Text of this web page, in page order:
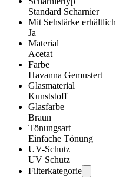
Standard Scharnier
Mit Sehstärke erhältlich
Ja
Material
Acetat
Farbe
Havanna Gemustert
Glasmaterial
Kunststoff
Glasfarbe
Braun
Tönungsart
Einfache Tönung
UV-Schutz
UV Schutz
Filterkategorie